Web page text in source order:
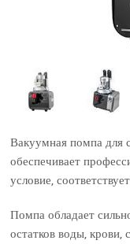
Вакуумная помпа для
обеспечивает
условие,
Помпа обладает
остатков воды, крови,